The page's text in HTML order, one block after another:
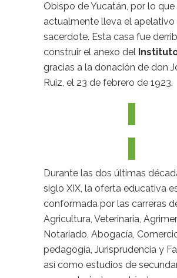
Obispo de Yucatán, por lo
actualmente lleva el apelativo
sacerdote. Esta casa fue
construir el anexo del
gracias a la donación de don
Ruiz, el 23 de febrero de 1923.
Durante las dos últimas
siglo XIX, la oferta educativa
conformada por las carreras
Agricultura, Veterinaria,
Notariado, Abogacía,
pedagogía, Jurisprudencia y
así como estudios de